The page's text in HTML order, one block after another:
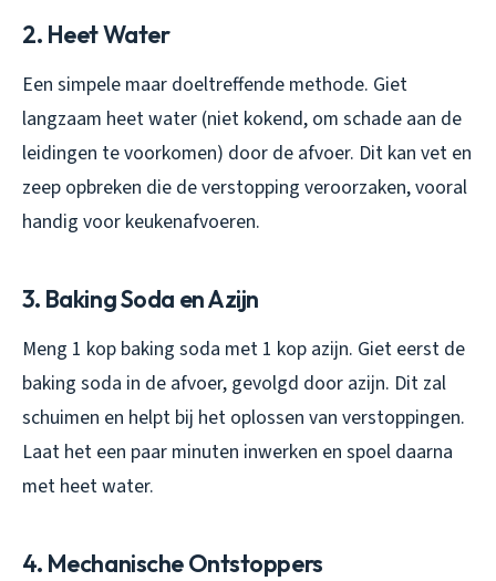
2. Heet Water
Een simpele maar doeltreffende methode. Giet
langzaam heet water (niet kokend, om schade aan de
leidingen te voorkomen) door de afvoer. Dit kan vet en
zeep opbreken die de verstopping veroorzaken, vooral
handig voor keukenafvoeren.
3. Baking Soda en Azijn
Meng 1 kop baking soda met 1 kop azijn. Giet eerst de
baking soda in de afvoer, gevolgd door azijn. Dit zal
schuimen en helpt bij het oplossen van verstoppingen.
Laat het een paar minuten inwerken en spoel daarna
met heet water.
4. Mechanische Ontstoppers